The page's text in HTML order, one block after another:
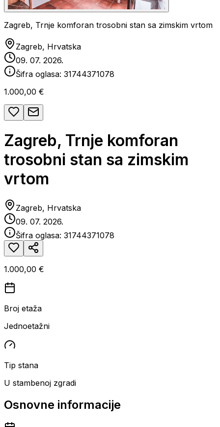
Zagreb, Trnje komforan trosobni stan sa zimskim vrtom
Zagreb, Hrvatska
09. 07. 2026.
Šifra oglasa: 31744371078
1.000,00 €
Zagreb, Trnje komforan
trosobni stan sa zimskim
vrtom
Zagreb, Hrvatska
09. 07. 2026.
Šifra oglasa: 31744371078
1.000,00 €
Broj etaža
Jednoetažni
Tip stana
U stambenoj zgradi
Osnovne informacije